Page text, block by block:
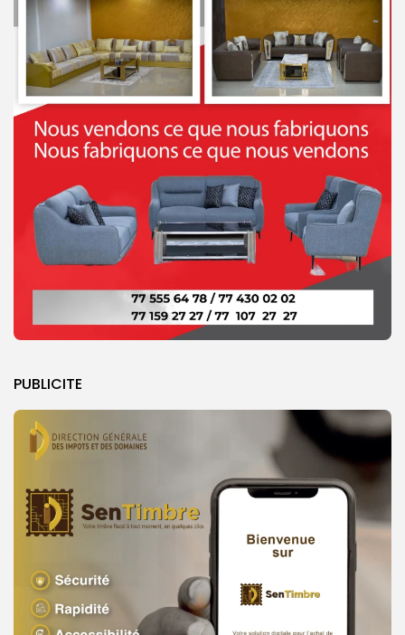
PUBLICITE